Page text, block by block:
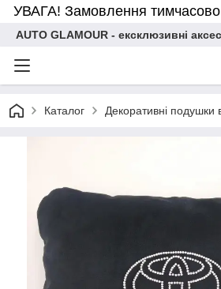
УВАГА! Замовлення
AUTO GLAMOUR - ексклюзивні
Каталог Декоративні подушки